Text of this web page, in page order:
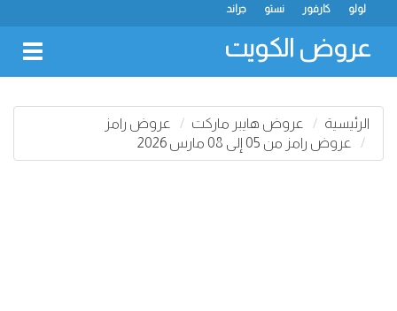
جراند نستو كارفور لولو
عروض الكويت
الرئيسية عروض هايبر ماركت
عروض رامز
عروض رامز من 05 إلى 08 مارس 2026